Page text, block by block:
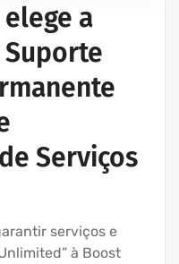
a
Suporte
Serviços
serviços e
à Boost